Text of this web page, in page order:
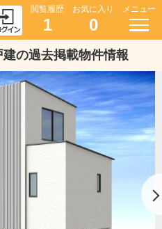
閲覧履歴
1
お気に入り
0
メニュー
の過去掲載物件情報